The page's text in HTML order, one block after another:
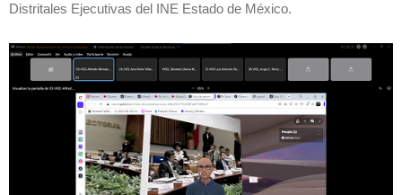
Distritales Ejecutivas del INE Estado de México.